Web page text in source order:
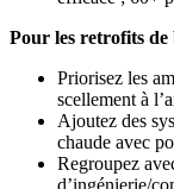
Pour les retrofits de
Priorisez les
scellement à
Ajoutez des
chaude avec
Regroupez
d’ingénierie/